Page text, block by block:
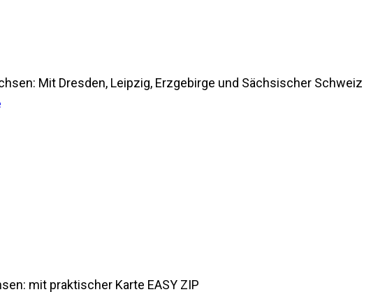
Mit Dresden, Leipzig, Erzgebirge und Sächsischer Schweiz
mit praktischer Karte EASY ZIP